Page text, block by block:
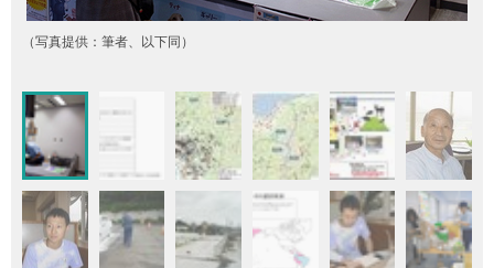
（写真提供：筆者、以下同）